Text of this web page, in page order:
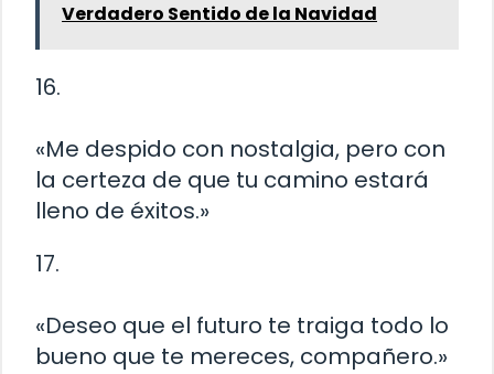
Verdadero Sentido de la Navidad
16.
«Me despido con nostalgia, pero con
la certeza de que tu camino estará
lleno de éxitos.»
17.
«Deseo que el futuro te traiga todo lo
bueno que te mereces, compañero.»